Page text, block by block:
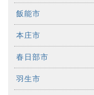
飯能市
本庄市
春日部市
羽生市